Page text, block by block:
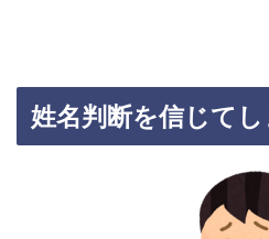
姓名判断を信じてし